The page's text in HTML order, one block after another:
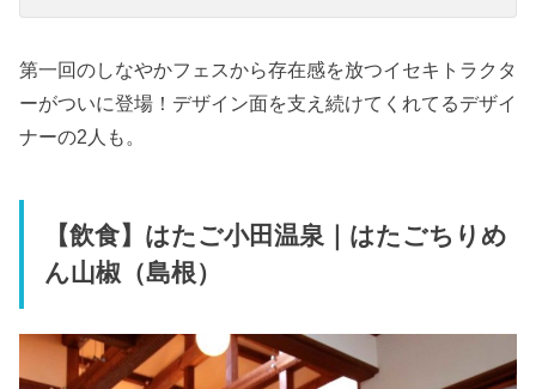
第一回のしなやかフェスから存在感を放つイセキトラクタ
ーがついに登場！デザイン面を支え続けてくれてるデザイ
ナーの2人も。
【飲食】はたご小田温泉｜はたごちりめ
ん山椒（島根）